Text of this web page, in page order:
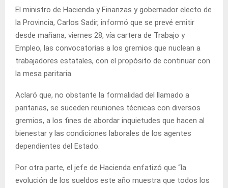
El ministro de Hacienda y Finanzas y gobernador electo de
la Provincia, Carlos Sadir, informó que se prevé emitir
desde mañana, viernes 28, vía cartera de Trabajo y
Empleo, las convocatorias a los gremios que nuclean a
trabajadores estatales, con el propósito de continuar con
la mesa paritaria.
Aclaró que, no obstante la formalidad del llamado a
paritarias, se suceden reuniones técnicas con diversos
gremios, a los fines de abordar inquietudes que hacen al
bienestar y las condiciones laborales de los agentes
dependientes del Estado.
Por otra parte, el jefe de Hacienda enfatizó que “la
evolución de los sueldos este año muestra que todos los